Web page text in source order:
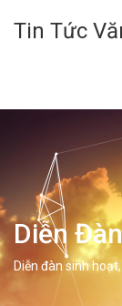
Tin Tức
Diễn
Diễn đàn sinh